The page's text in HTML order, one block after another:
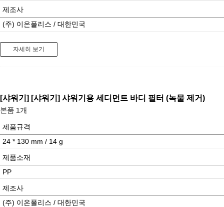
제조사
(주) 이온폴리스 / 대한민국
자세히 보기
[샤워기] [샤워기] 샤워기용 세디먼트 바디 필터 (녹물 제거)
본품 1개
제품규격
24 * 130 mm / 14 g
제품소재
PP
제조사
(주) 이온폴리스 / 대한민국